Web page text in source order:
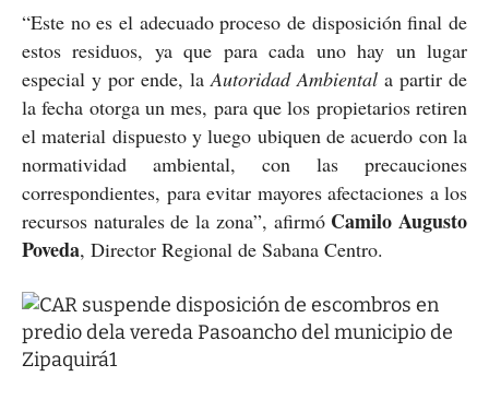
“Este no es el adecuado proceso de disposición final de
estos residuos, ya que para cada uno hay un lugar
especial y por ende, laAutoridad Ambiental a partir de
la fecha otorga un mes, para que los propietarios retiren
el material dispuesto y luego ubiquen de acuerdo con la
normatividad ambiental, con las precauciones
correspondientes, para evitar mayores afectaciones a los
recursos naturales de la zona”, afirmó Camilo Augusto
Poveda, Director Regional de Sabana Centro.